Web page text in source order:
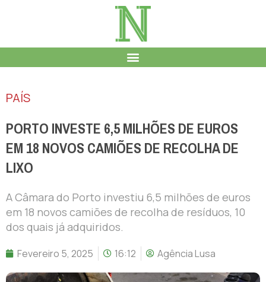
PAÍS
PORTO INVESTE 6,5 MILHÕES DE EUROS
EM 18 NOVOS CAMIÕES DE RECOLHA DE
LIXO
A Câmara do Porto investiu 6,5 milhões de euros
em 18 novos camiões de recolha de resíduos, 10
dos quais já adquiridos.
Fevereiro 5, 2025 16:12 Agência Lusa